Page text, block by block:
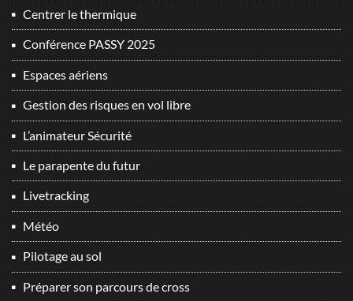
Centrer le thermique
Conférence PASSY 2025
Espaces aériens
Gestion des risques en vol libre
L’animateur Sécurité
Le parapente du futur
Livetracking
Météo
Pilotage au sol
Préparer son parcours de cross